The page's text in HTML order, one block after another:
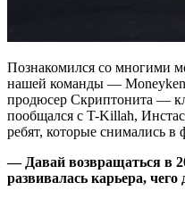
Познакомился со многими
нашей команды —
продюсер Скриптонита —
пообщался с T-Killah,
ребят, которые снимались
— Давай возвращаться в
развивалась карьера, чего